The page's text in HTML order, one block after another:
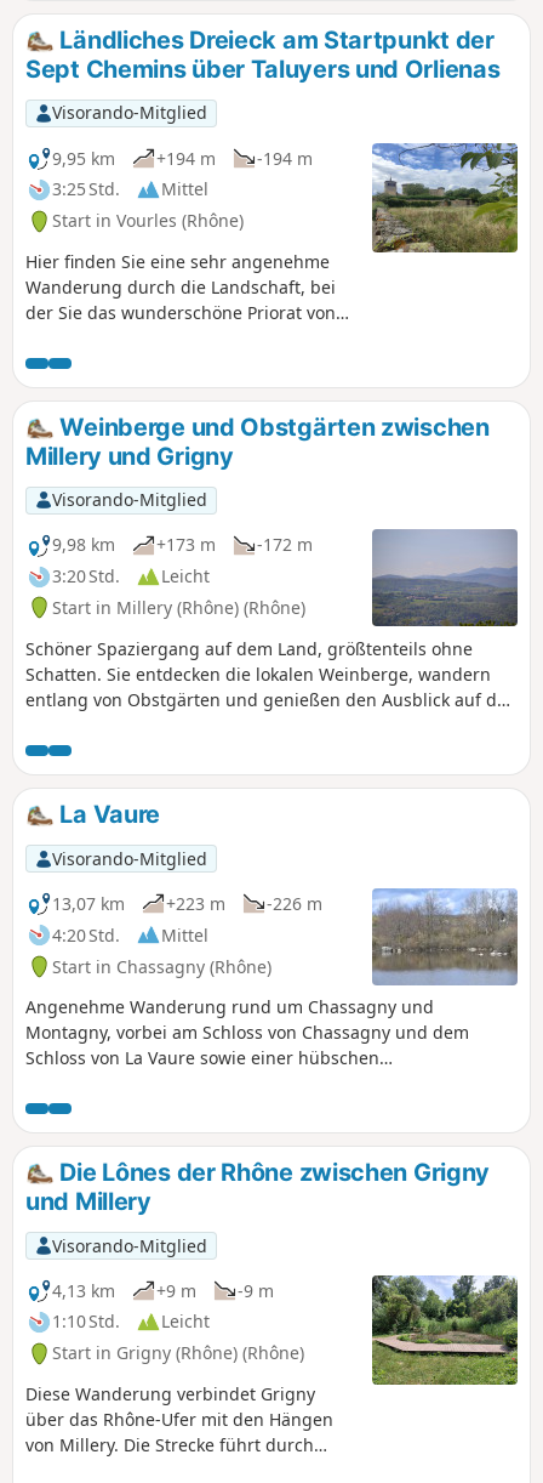
Ländliches Dreieck am Startpunkt der
Sept Chemins über Taluyers und Orlienas
Visorando-Mitglied
9,95 km
+194 m
-194 m
3:25 Std.
Mittel
Start in Vourles (Rhône)
Hier finden Sie eine sehr angenehme
Wanderung durch die Landschaft, bei
der Sie das wunderschöne Priorat von
schönen Villen in Orlienas
vorbeispazieren können.
Weinberge und Obstgärten zwischen
Millery und Grigny
Visorando-Mitglied
9,98 km
+173 m
-172 m
3:20 Std.
Leicht
Start in Millery (Rhône) (Rhône)
Schöner Spaziergang auf dem Land, größtenteils ohne
Schatten. Sie entdecken die lokalen Weinberge, wandern
entlang von Obstgärten und genießen den Ausblick auf das
durchqueren einen Teil des Weindorfes Millery. Sehr gut
markierte Strecke (gelbe Markierung).
La Vaure
Visorando-Mitglied
13,07 km
+223 m
-226 m
4:20 Std.
Mittel
Start in Chassagny (Rhône)
Angenehme Wanderung rund um Chassagny und
Montagny, vorbei am Schloss von Chassagny und dem
Schloss von La Vaure sowie einer hübschen
Die Lônes der Rhône zwischen Grigny
und Millery
Visorando-Mitglied
4,13 km
+9 m
-9 m
1:10 Std.
Leicht
Start in Grigny (Rhône) (Rhône)
Diese Wanderung verbindet Grigny
über das Rhône-Ufer mit den Hängen
von Millery. Die Strecke führt durch